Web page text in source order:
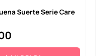
Suerte Serie Care